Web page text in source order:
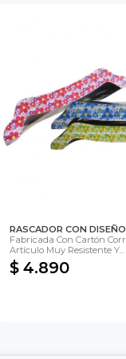
RASCADOR CON DISEÑO
Fabricada Con Cartón
Artículo Muy Resistente Y...
$ 4.890